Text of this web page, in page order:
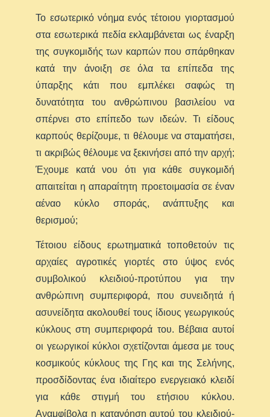
Το εσωτερικό νόημα ενός τέτοιου γιορτασμού
στα εσωτερικά πεδία εκλαμβάνεται ως έναρξη
της συγκομιδής των καρπών που σπάρθηκαν
κατά την άνοιξη σε όλα τα επίπεδα της
ύπαρξης κάτι που εμπλέκει σαφώς τη
δυνατότητα του ανθρώπινου βασιλείου να
σπέρνει στο επίπεδο των ιδεών. Τι είδους
καρπούς θερίζουμε, τι θέλουμε να σταματήσει,
τι ακριβώς θέλουμε να ξεκινήσει από την αρχή;
Έχουμε κατά νου ότι για κάθε συγκομιδή
απαιτείται η απαραίτητη προετοιμασία σε έναν
αέναο κύκλο σποράς, ανάπτυξης και
θερισμού;
Τέτοιου είδους ερωτηματικά τοποθετούν τις
αρχαίες αγροτικές γιορτές στο ύψος ενός
συμβολικού κλειδιού-προτύπου για την
ανθρώπινη συμπεριφορά, που συνειδητά ή
ασυνείδητα ακολουθεί τους ίδιους γεωργικούς
κύκλους στη συμπεριφορά του. Βέβαια αυτοί
οι γεωργικοί κύκλοι σχετίζονται άμεσα με τους
κοσμικούς κύκλους της Γης και της Σελήνης,
προσδίδοντας ένα ιδιαίτερο ενεργειακό κλειδί
για κάθε στιγμή του ετήσιου κύκλου.
Αναμφίβολα η κατανόηση αυτού του κλειδιού-